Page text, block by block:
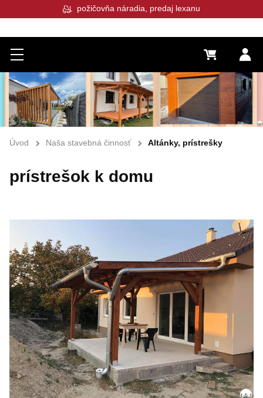
Menu 0 €
požičovňa náradia, predaj lexanu
Úvod Naša stavebná činnosť Altánky, prístrešky
prístrešok k domu